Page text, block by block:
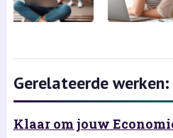
Gerelateerde werken:
Klaar om jouw